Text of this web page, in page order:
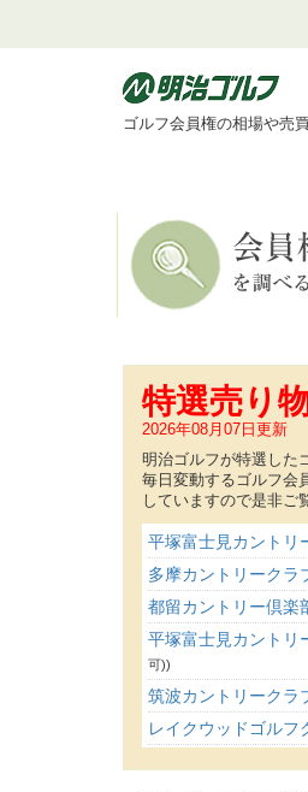
ゴルフ会員権の相場や売
特選売り
2026年08月07日更新
明治ゴルフが特選した
毎日変動するゴルフ会
していますので是非ご
平塚富士見カントリ
多摩カントリークラ
都留カントリー倶楽
平塚富士見カントリ
可))
筑波カントリークラ
レイクウッドゴルフ